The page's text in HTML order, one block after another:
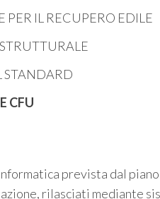
PER IL RECUPERO EDILE
STANDARD
CFU
prevista dal
rilasciati mediante